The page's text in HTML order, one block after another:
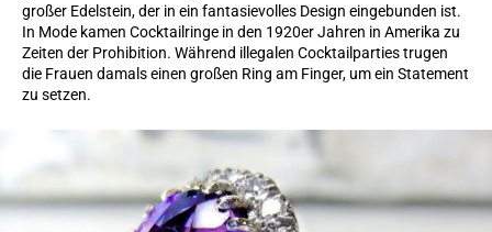
großer Edelstein, der in ein fantasievolles Design eingebunden ist.
In Mode kamen Cocktailringe in den 1920er Jahren in Amerika zu
Zeiten der Prohibition. Während illegalen Cocktailparties trugen
die Frauen damals einen großen Ring am Finger, um ein Statement
zu setzen.